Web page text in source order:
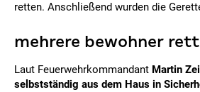
retten. Anschließend wurden die
mehrere bewohner
Laut Feuerwehrkommandant Martin
selbstständig aus dem Haus in